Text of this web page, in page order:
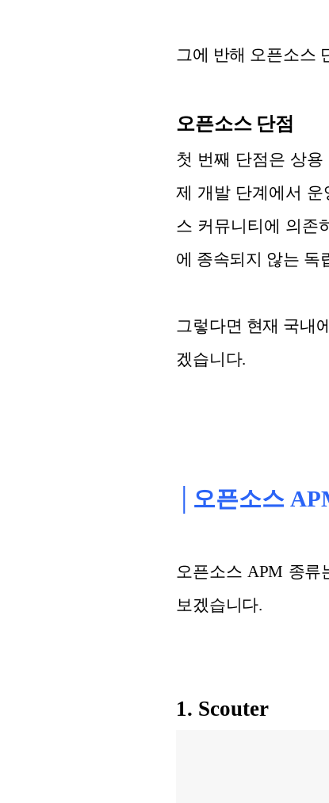
그에 반해 오픈소스
오픈소스 단점
첫 번째 단점은 상
제 개발 단계에서
스 커뮤니티에 의존
에 종속되지 않는 독
그렇다면 현재 국내
겠습니다.
│오픈소스
오픈소스 APM 종류
보겠습니다.
1. Scouter